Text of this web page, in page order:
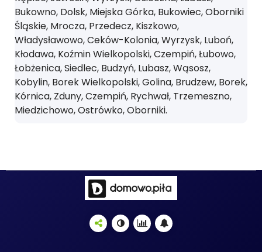
Bukowno, Dolsk, Miejska Górka, Bukowiec, Oborniki
Śląskie, Mrocza, Przedecz, Kiszkowo,
Władysławowo, Ceków-Kolonia, Wyrzysk, Luboń,
Kłodawa, Koźmin Wielkopolski, Czempiń, Łubowo,
Łobżenica, Siedlec, Budzyń, Lubasz, Wąsosz,
Kobylin, Borek Wielkopolski, Golina, Brudzew, Borek,
Kórnica, Zduny, Czempiń, Rychwał, Trzemeszno,
Miedzichowo, Ostrówko, Oborniki.